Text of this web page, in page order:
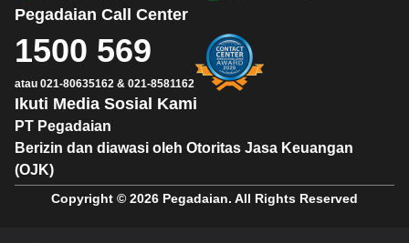
PT Pegadaian
Berizin dan diawasi oleh Otoritas Jasa Keuangan
(OJK)
Ikuti Media Sosial Kami
Pegadaian Call Center
1500 569
atau 021-80635162 & 021-8581162
Copyright © 2026 Pegadaian. All Rights Reserved